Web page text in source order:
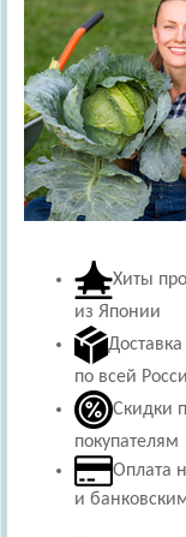
Хиты
из Японии
Доставка
по всей
Скидки
покупателям
Оплата
и